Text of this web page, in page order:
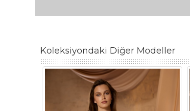
Koleksiyondaki Diğer Modeller